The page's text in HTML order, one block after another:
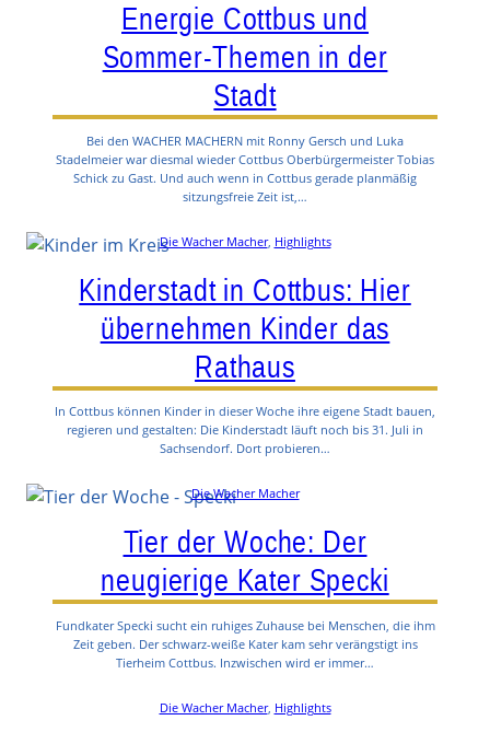
Energie Cottbus und
Sommer-Themen in der
Stadt
Bei den WACHER MACHERN mit Ronny Gersch und Luka
Stadelmeier war diesmal wieder Cottbus Oberbürgermeister Tobias
Schick zu Gast. Und auch wenn in Cottbus gerade planmäßig
sitzungsfreie Zeit ist,…
Die Wacher Macher, Highlights
Kinderstadt in Cottbus: Hier
übernehmen Kinder das
Rathaus
In Cottbus können Kinder in dieser Woche ihre eigene Stadt bauen,
regieren und gestalten: Die Kinderstadt läuft noch bis 31. Juli in
Sachsendorf. Dort probieren…
Die Wacher Macher
Tier der Woche: Der
neugierige Kater Specki
Fundkater Specki sucht ein ruhiges Zuhause bei Menschen, die ihm
Zeit geben. Der schwarz-weiße Kater kam sehr verängstigt ins
Tierheim Cottbus. Inzwischen wird er immer…
Die Wacher Macher, Highlights